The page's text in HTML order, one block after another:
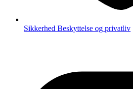
Sikkerhed Beskyttelse og privatliv